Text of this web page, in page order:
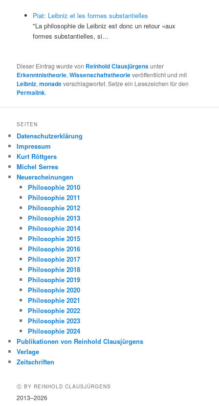
Piat: Leibniz et les formes substantielles
"La philosophie de Leibniz est donc un retour «aux
formes substantielles, si…
Dieser Eintrag wurde von Reinhold Clausjürgensunter
Erkenntnistheorie,Wissenschaftstheorieveröffentlicht und mit
Leibniz,monadeverschlagwortet. Setze ein Lesezeichen für den
Permalink.
SEITEN
Datenschutzerklärung
Impressum
Kurt Röttgers
Michel Serres
Neuerscheinungen
Philosophie 2010
Philosophie 2011
Philosophie 2012
Philosophie 2013
Philosophie 2014
Philosophie 2015
Philosophie 2016
Philosophie 2017
Philosophie 2018
Philosophie 2019
Philosophie 2020
Philosophie 2021
Philosophie 2022
Philosophie 2023
Philosophie 2024
Publikationen von Reinhold Clausjürgens
Verlage
Zeitschriften
Ⓒ BY REINHOLD CLAUSJÜRGENS
2013–2026